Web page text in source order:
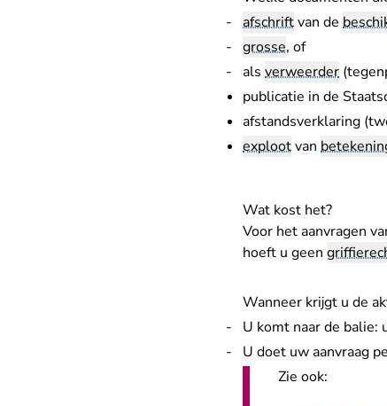
afschriftvan de
grosse, of
als verweerder
publicatie in de
afstandsverklaring
explootvan
Wat kost het?
Voor het aanvragen
hoeft u geen
Wanneer krijgt u de
U komt naar de balie:
U doet uw aanvraag
Zie ook: